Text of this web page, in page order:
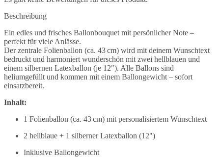
Beschreibung
Ein edles und frisches Ballonbouquet mit persönlicher Note –
perfekt für viele Anlässe.
Der zentrale Folienballon (ca. 43 cm) wird mit deinem Wunschtext
bedruckt und harmoniert wunderschön mit zwei hellblauen und
einem silbernen Latexballon (je 12"). Alle Ballons sind
heliumgefüllt und kommen mit einem Ballongewicht – sofort
einsatzbereit.
Inhalt:
1 Folienballon (ca. 43 cm) mit personalisiertem Wunschtext
2 hellblaue + 1 silberner Latexballon (12")
Inklusive Ballongewicht